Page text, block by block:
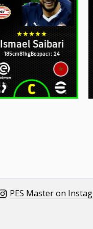
Ismael Saibari
185cm81kgВозраст: 24
PES Master on